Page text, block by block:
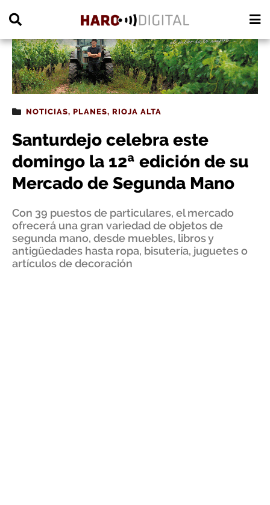
NOTICIAS, PLANES, RIOJA ALTA
Santurdejo celebra este
domingo la 12ª edición de su
Mercado de Segunda Mano
Con 39 puestos de particulares, el mercado
ofrecerá una gran variedad de objetos de
segunda mano, desde muebles, libros y
antigüedades hasta ropa, bisutería, juguetes o
artículos de decoración